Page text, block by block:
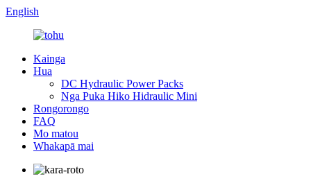
English
Kainga
Hua
DC Hydraulic Power Packs
Nga Puka Hiko Hidraulic Mini
Rongorongo
FAQ
Mo matou
Whakapā mai